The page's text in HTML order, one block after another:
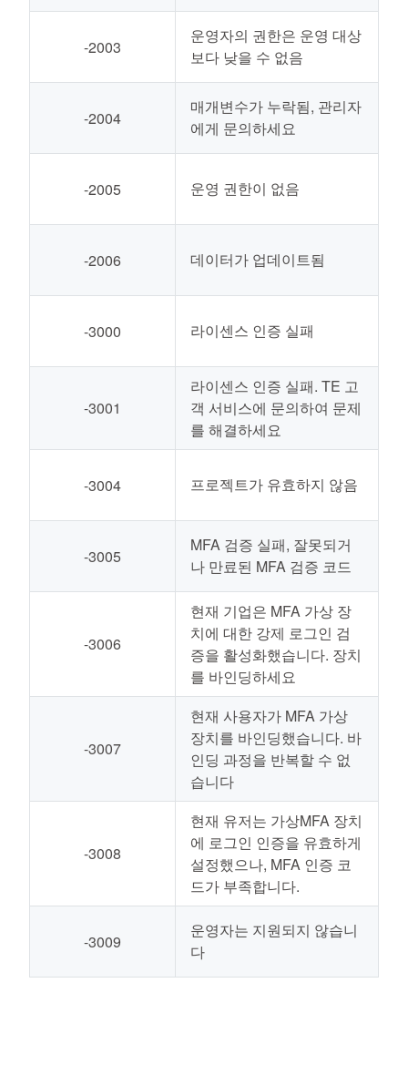
-2003
운영자의 권한은 운영 대상
보다 낮을 수 없음
-2004
매개변수가 누락됨, 관리자
에게 문의하세요
-2005 운영 권한이 없음
-2006 데이터가 업데이트됨
-3000 라이센스 인증 실패
-3001
라이센스 인증 실패. TE 고
객 서비스에 문의하여 문제
를 해결하세요
-3004 프로젝트가 유효하지 않음
-3005
MFA 검증 실패, 잘못되거
나 만료된 MFA 검증 코드
-3006
현재 기업은 MFA 가상 장
치에 대한 강제 로그인 검
증을 활성화했습니다. 장치
를 바인딩하세요
-3007
현재 사용자가 MFA 가상
장치를 바인딩했습니다. 바
인딩 과정을 반복할 수 없
습니다
-3008
현재 유저는 가상MFA 장치
에 로그인 인증을 유효하게
설정했으나, MFA 인증 코
드가 부족합니다.
-3009
운영자는 지원되지 않습니
다